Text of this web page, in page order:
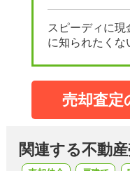
スピーディに現
に知られたくな
売却査定
関連する不動